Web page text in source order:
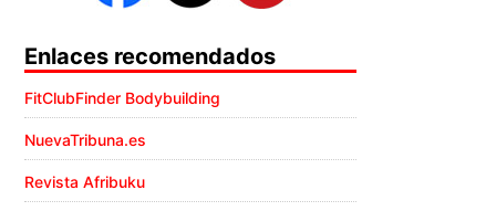
Enlaces recomendados
FitClubFinder Bodybuilding
NuevaTribuna.es
Revista Afribuku